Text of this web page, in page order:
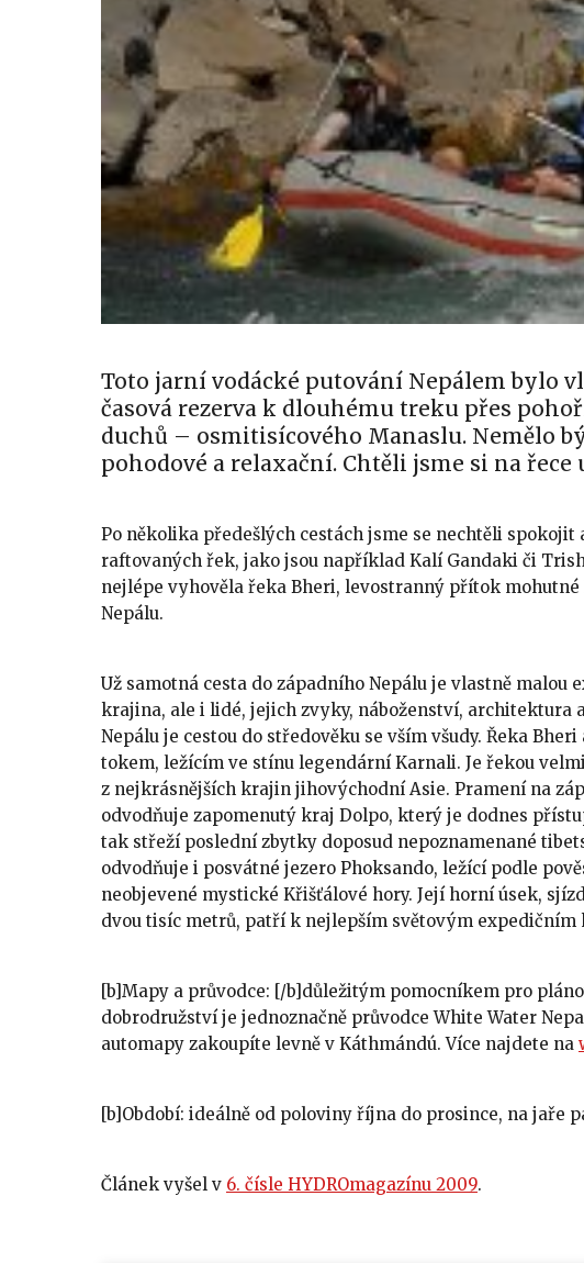
Toto jarní vodácké putování Nepálem bylo
časová rezerva k dlouhému treku přes
duchů – osmitisícového Manaslu. Nemělo
pohodové a relaxační. Chtěli jsme si na
Po několika předešlých cestách jsme se nechtěli spokojit
raftovaných řek, jako jsou například Kalí Gandaki či
nejlépe vyhověla řeka Bheri, levostranný přítok
Nepálu.
Už samotná cesta do západního Nepálu je vlastně malou
krajina, ale i lidé, jejich zvyky, náboženství, architektura
Nepálu je cestou do středověku se vším všudy. Řeka
tokem, ležícím ve stínu legendární Karnali. Je řekou
z nejkrásnějších krajin jihovýchodní Asie. Pramení na
odvodňuje zapomenutý kraj Dolpo, který je dodnes
tak střeží poslední zbytky doposud nepoznamenané
odvodňuje i posvátné jezero Phoksando, ležící podle
neobjevené mystické Křišťálové hory. Její horní úsek,
dvou tisíc metrů, patří k nejlepším světovým
[b]Mapy a průvodce: [/b]důležitým pomocníkem pro
dobrodružství je jednoznačně průvodce White Water
automapy zakoupíte levně v Káthmándú. Více najdete na
[b]Období: ideálně od poloviny října do prosince, na jaře
Článek vyšel v 6. čísle HYDROmagazínu 2009.